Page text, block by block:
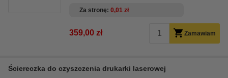
Za stronę 0,01 zł
359,00 zł Zamawiam
Ściereczka do czyszczenia drukarki laserowej